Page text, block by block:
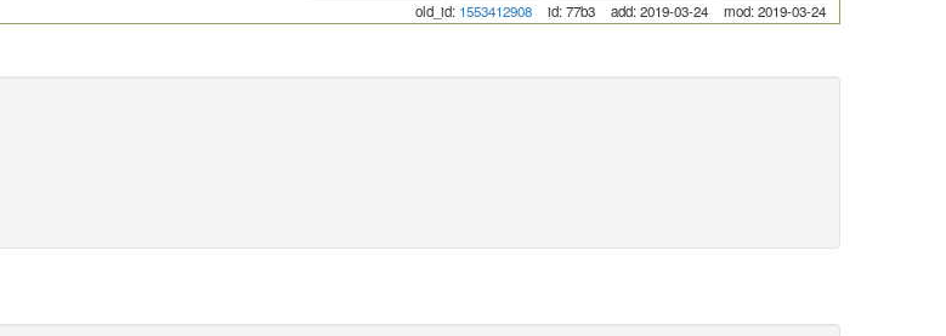
old_id: 1553412908 id: 77b3 add: 2019-03-24 mod: 2019-03-24